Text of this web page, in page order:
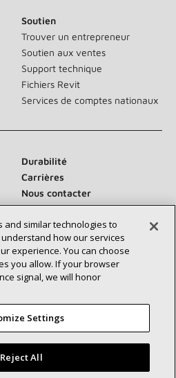
Soutien
Trouver un entrepreneur
Soutien aux ventes
Support technique
Fichiers Revit
Services de comptes nationaux
Durabilité
Carrières
Nous contacter
:
Inc.
and similar technologies to
how our services
experience. You can choose
you allow. If your browser
signal, we will honor
Settings
Reject All